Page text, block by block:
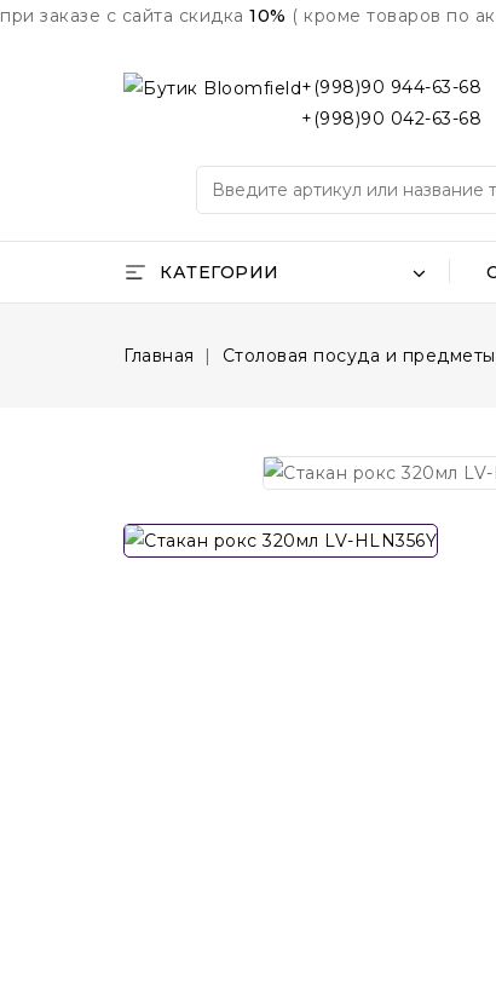
при заказе с сайта скидка 10% ( кроме товаров по
+(998)90 944-63-68
+(998)90 042-63-68
КАТЕГОРИИ
Главная Столовая посуда и